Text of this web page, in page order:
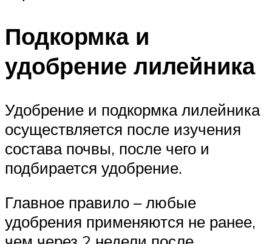
Подкормка и
удобрение лилейника
Удобрение и подкормка лилейника
осуществляется после изучения
состава почвы, после чего и
подбирается удобрение.
Главное правило – любые
удобрения применяются не ранее,